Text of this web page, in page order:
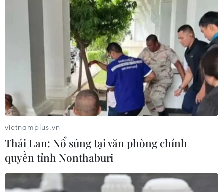
Việt Nam phấn đấu có nền
nông nghiệp hàng đầu thế giới vào năm
2050
vietnamplus.vn
Thái Lan: Nổ súng tại văn phòng chính
quyền tỉnh Nonthaburi